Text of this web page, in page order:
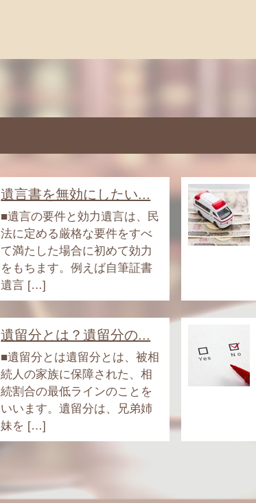
遺言書を無効にしたい...
■遺言の要件と効力遺言は、民
法に定める厳格な要件をすべ
て満たした場合に初めて効力
をもちます。例えば自筆証書
遺言 […]
遺留分とは？遺留分の...
■遺留分とは遺留分とは、被相
続人の家族に保障された、相
続割合の最低ラインのことを
いいます。遺留分は、兄弟姉
妹を […]